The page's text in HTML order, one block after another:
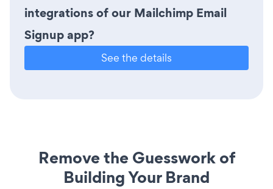
integrations of our Mailchimp Email
Signup app?
See the details
Remove the Guesswork of
Building Your Brand